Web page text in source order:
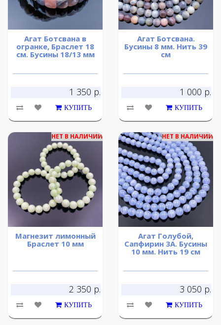
Агат Ботсвана в
огранке, Браслет 18
см. Бусины 18/13 мм
1 350 р.
КУПИТЬ
Агат Ботсвана.
Бусины 8 мм. Нить 39
см
1 000 р.
КУПИТЬ
НЕТ В НАЛИЧИИ
Магнезит лимонный
Браслет 10 мм
2 350 р.
КУПИТЬ
НЕТ В НАЛИЧИИ
Агат Голубой,
Сапфирин 3A. Бусины
10 мм. Нить 19 см
3 050 р.
КУПИТЬ